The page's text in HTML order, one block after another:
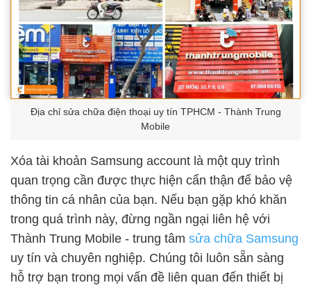
Địa chỉ sửa chữa điện thoại uy tín TPHCM - Thành Trung
Mobile
Xóa tài khoản Samsung account là một quy trình
quan trọng cần được thực hiện cẩn thận để bảo vệ
thông tin cá nhân của bạn. Nếu bạn gặp khó khăn
trong quá trình này, đừng ngần ngại liên hệ với
Thành Trung Mobile - trung tâm sửa chữa Samsung
uy tín và chuyên nghiệp. Chúng tôi luôn sẵn sàng
hỗ trợ bạn trong mọi vấn đề liên quan đến thiết bị